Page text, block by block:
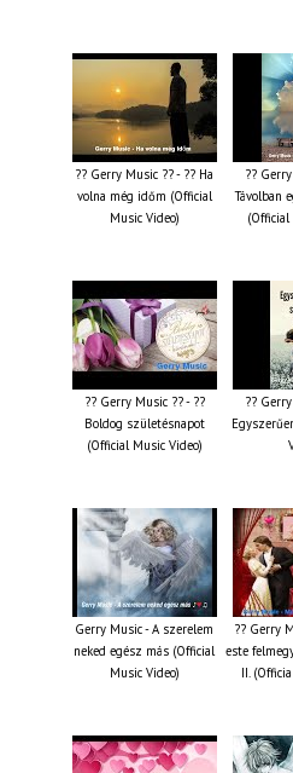
?? Gerry Music ?? - ?? Ha
volna még időm (Official
Music Video)
??
Távolban
(Official
?? Gerry Music ?? - ??
Boldog születésnapot
(Official Music Video)
??
Gerry Music - A szerelem
neked egész más (Official
Music Video)
?? Gerry
este
II.